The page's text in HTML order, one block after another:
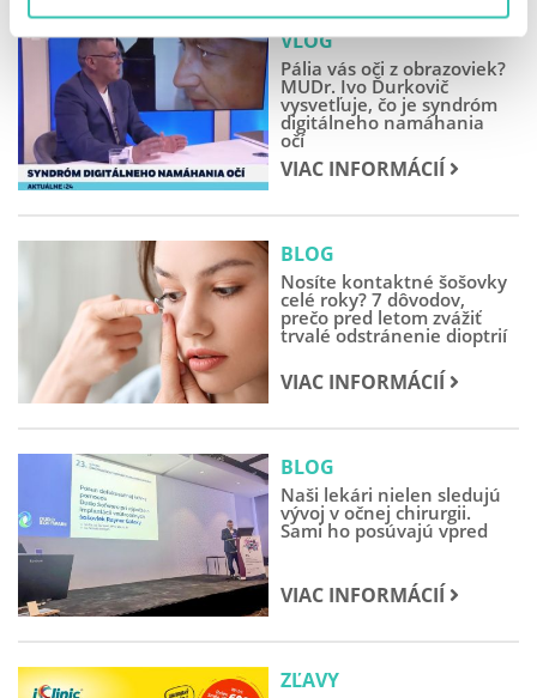
VLOG
Pália vás oči z obrazoviek?
MUDr. Ivo Ďurkovič
vysvetľuje, čo je syndróm
digitálneho namáhania
očí
VIAC INFORMÁCIÍ
BLOG
Nosíte kontaktné šošovky
celé roky? 7 dôvodov,
prečo pred letom zvážiť
trvalé odstránenie dioptrií
VIAC INFORMÁCIÍ
BLOG
Naši lekári nielen sledujú
vývoj v očnej chirurgii.
Sami ho posúvajú vpred
VIAC INFORMÁCIÍ
ZĽAVY